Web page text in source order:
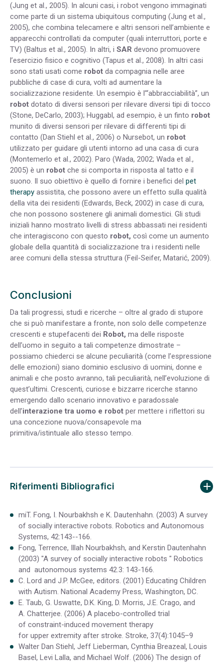
(Jung et al., 2005). In alcuni casi, i robot vengono immaginati
come parte di un sistema ubiquitous computing (Jung et al.,
2005), che combina telecamere e altri sensori nell’ambiente e
apparecchi controllati da computer (quali interruttori, porte e
TV) (Baltus et al., 2005). In altri, i SAR devono promuovere
l’esercizio fisico e cognitivo (Tapus et al., 2008). In altri casi
sono stati usati come robot da compagnia nelle aree
pubbliche di case di cura, volti ad aumentare la
socializzazione residente. Un esempio è l’“abbracciabilità”, un
robot dotato di diversi sensori per rilevare diversi tipi di tocco
(Stone, DeCarlo, 2003); Huggabl, ad esempio, è un finto robot
munito di diversi sensori per rilevare di differenti tipi di
contatto (Dan Stiehl et al., 2006) o Nursebot, un robot
utilizzato per guidare gli utenti intorno ad una casa di cura
(Montemerlo et al., 2002). Paro (Wada, 2002; Wada et al.,
2005) è un robot che si comporta in risposta al tatto e il
suono. Il suo obiettivo è quello di fornire i benefici del pet
therapy assistita, che possono avere un effetto sulla qualità
della vita dei residenti (Edwards, Beck, 2002) in case di cura,
che non possono sostenere gli animali domestici. Gli studi
iniziali hanno mostrato livelli di stress abbassati nei residenti
che interagiscono con questo robot, così come un aumento
globale della quantità di socializzazione tra i residenti nelle
aree comuni della stessa struttura (Feil-Seifer, Matarić, 2009).
Conclusioni
Da tali progressi, studi e ricerche – oltre al grado di stupore
che si può manifestare a fronte, non solo delle competenze
crescenti e stupefacenti dei Robot, ma delle risposte
dell’uomo in seguito a tali competenze dimostrate –
possiamo chiederci se alcune peculiarità (come l’espressione
delle emozioni) siano dominio esclusivo di uomini, donne e
animali e che posto avranno, tali peculiarità, nell’evoluzione di
quest’ultimi. Crescenti, curiose e bizzarre ricerche stanno
emergendo dallo scenario innovativo e paradossale
dell’interazione tra uomo e robot per mettere i riflettori su
una concezione nuova/consapevole ma
primitiva/istintuale allo stesso tempo.
Riferimenti Bibliografici
miT. Fong, I. Nourbakhsh e K. Dautenhahn. (2003) A survey
of socially interactive robots. Robotics and Autonomous
Systems, 42:143--166.
Fong, Terrence, Illah Nourbakhsh, and Kerstin Dautenhahn
(2003) "A survey of socially interactive robots " Robotics
and autonomous systems 42.3: 143-166.
C. Lord and J.P. McGee, editors. (2001) Educating Children
with Autism. National Academy Press, Washington, DC.
E. Taub, G. Uswatte, D.K. King, D. Morris, J.E. Crago, and
A. Chatterjee. (2006) A placebo-controlled trial
of constraint-induced movement therapy
for upper extremity after stroke. Stroke, 37(4):1045–9
Walter Dan Stiehl, Jeff Lieberman, Cynthia Breazeal, Louis
Basel, Levi Lalla, and Michael Wolf. (2006) The design of